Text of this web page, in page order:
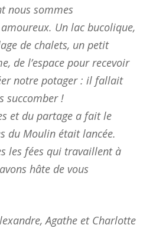
nous sommes
Un lac bucolique,
de chalets, un petit
de l’espace pour recevoir
notre potager : il fallait
succomber !
et du partage a fait le
du Moulin était lancée.
les fées qui travaillent à
hâte de vous
Agathe et Charlotte